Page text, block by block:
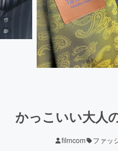
かっこいい大人
filmcom ファッ